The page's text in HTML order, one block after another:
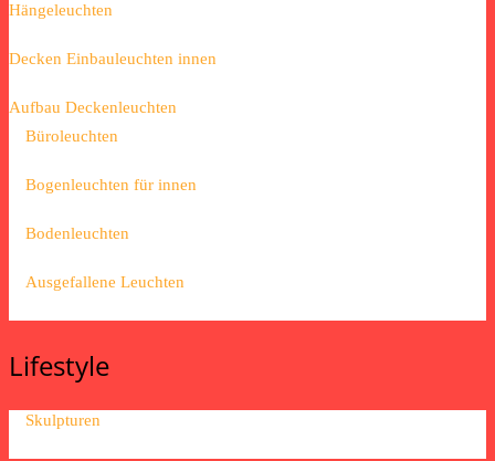
Hängeleuchten
Decken Einbauleuchten innen
Aufbau Deckenleuchten
Büroleuchten
Bogenleuchten für innen
Bodenleuchten
Ausgefallene Leuchten
Lifestyle
Skulpturen